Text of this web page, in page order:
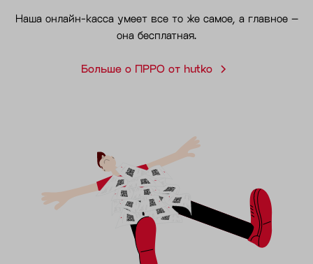
Наша онлайн-касса умеет все то же самое, а главное –
она бесплатная.
Больше о ПРРО от hutko